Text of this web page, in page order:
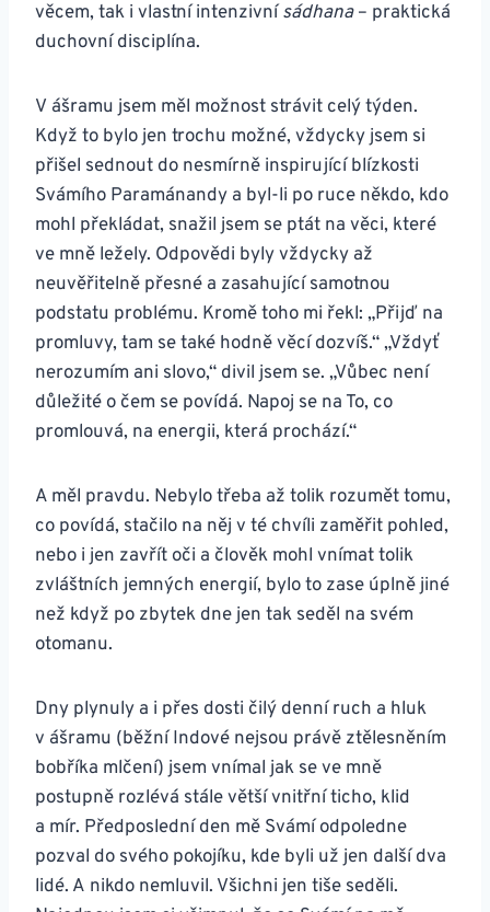
věcem, tak i vlastní intenzivnísádhana– praktická
duchovní disciplína.
V ášramu jsem měl možnost strávit celý týden.
Když to bylo jen trochu možné, vždycky jsem si
přišel sednout do nesmírně inspirující blízkosti
Svámího Paramánandy a byl-li po ruce někdo, kdo
mohl překládat, snažil jsem se ptát na věci, které
ve mně ležely. Odpovědi byly vždycky až
neuvěřitelně přesné a zasahující samotnou
podstatu problému. Kromě toho mi řekl: „Přijď na
promluvy, tam se také hodně věcí dozvíš.“ „Vždyť
nerozumím ani slovo,“ divil jsem se. „Vůbec není
důležité o čem se povídá. Napoj se na To, co
promlouvá, na energii, která prochází.“
A měl pravdu. Nebylo třeba až tolik rozumět tomu,
co povídá, stačilo na něj v té chvíli zaměřit pohled,
nebo i jen zavřít oči a člověk mohl vnímat tolik
zvláštních jemných energií, bylo to zase úplně jiné
než když po zbytek dne jen tak seděl na svém
otomanu.
Dny plynuly a i přes dosti čilý denní ruch a hluk
v ášramu (běžní Indové nejsou právě ztělesněním
bobříka mlčení) jsem vnímal jak se ve mně
postupně rozlévá stále větší vnitřní ticho, klid
a mír. Předposlední den mě Svámí odpoledne
pozval do svého pokojíku, kde byli už jen další dva
lidé. A nikdo nemluvil. Všichni jen tiše seděli.